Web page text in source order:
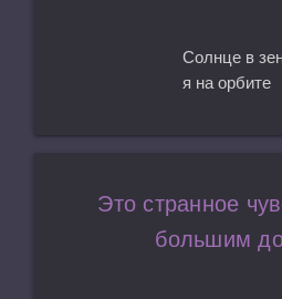
Солнце в
я на орбите
Это странное
большим